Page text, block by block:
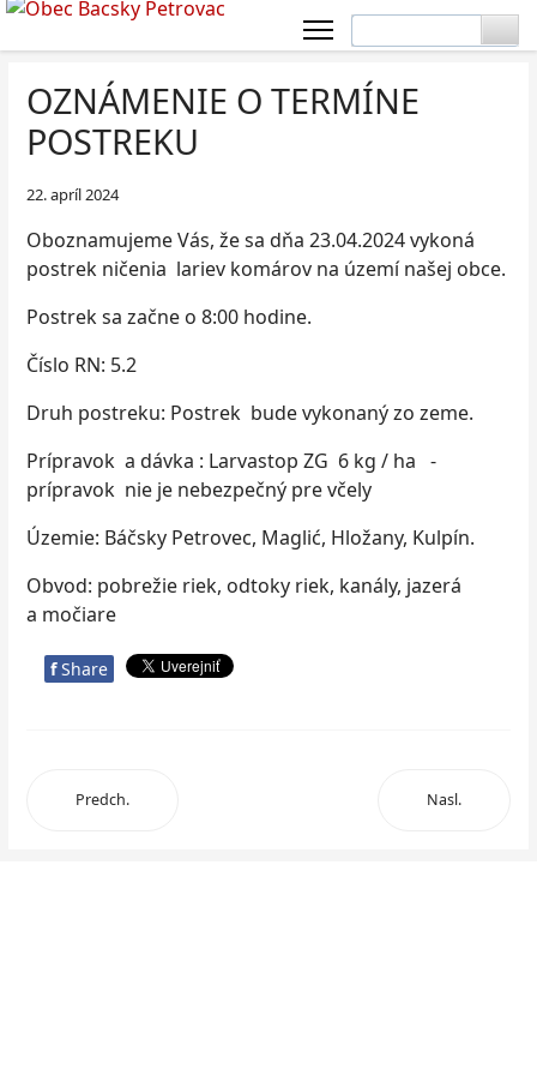
OZNÁMENIE O TERMÍNE
POSTREKU
22. apríl 2024
Oboznamujeme Vás, že sa dňa 23.04.2024 vykoná
postrek ničenia lariev komárov na území našej obce.
Postrek sa začne o 8:00 hodine.
Číslo RN: 5.2
Druh postreku: Postrek bude vykonaný zo zeme.
Prípravok a dávka : Larvastop ZG 6 kg / ha -
prípravok nie je nebezpečný pre včely
Územie: Báčsky Petrovec, Maglić, Hložany, Kulpín.
Obvod: pobrežie riek, odtoky riek, kanály, jazerá
a močiare
f Share
Predch. Nasl.